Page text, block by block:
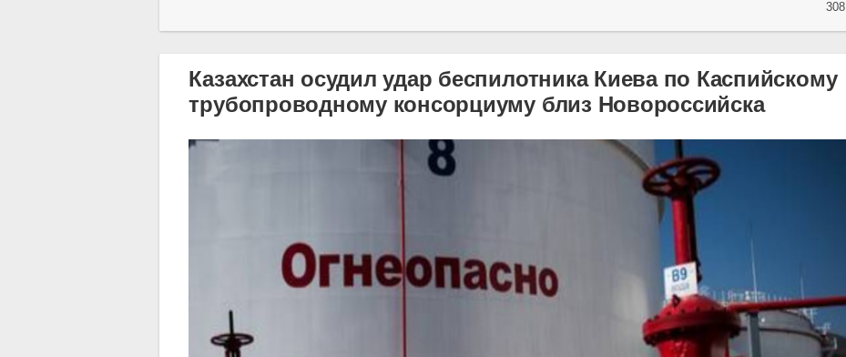
308
Казахстан осудил удар беспилотника Киева по Каспийскому
трубопроводному консорциуму близ Новороссийска